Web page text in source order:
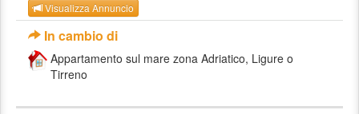
Visualizza Annuncio
In cambio di
Appartamento sul mare zona Adriatico, Ligure o
Tirreno